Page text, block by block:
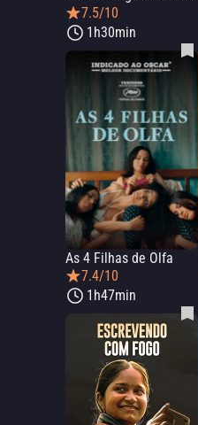
7.5/10
1h30min
As 4 Filhas de Olfa
7.4/10
1h47min